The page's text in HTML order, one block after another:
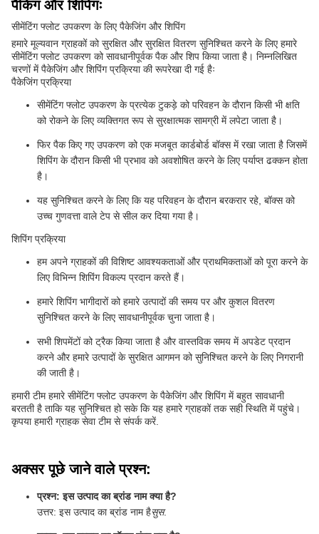
पैकिंग और शिपिंगः
सीमेंटिंग फ्लोट उपकरण के लिए पैकेजिंग और शिपिंग
हमारे मूल्यवान ग्राहकों को सुरक्षित और सुरक्षित वितरण सुनिश्चित करने के लिए हमारे
सीमेंटिंग फ्लोट उपकरण को सावधानीपूर्वक पैक और शिप किया जाता है। निम्नलिखित
चरणों में पैकेजिंग और शिपिंग प्रक्रिया की रूपरेखा दी गई हैः
पैकेजिंग प्रक्रिया
सीमेंटिंग फ्लोट उपकरण के प्रत्येक टुकड़े को परिवहन के दौरान किसी भी क्षति
को रोकने के लिए व्यक्तिगत रूप से सुरक्षात्मक सामग्री में लपेटा जाता है।
फिर पैक किए गए उपकरण को एक मजबूत कार्डबोर्ड बॉक्स में रखा जाता है जिसमें
शिपिंग के दौरान किसी भी प्रभाव को अवशोषित करने के लिए पर्याप्त ढक्कन होता
है।
यह सुनिश्चित करने के लिए कि यह परिवहन के दौरान बरकरार रहे, बॉक्स को
उच्च गुणवत्ता वाले टेप से सील कर दिया गया है।
शिपिंग प्रक्रिया
हम अपने ग्राहकों की विशिष्ट आवश्यकताओं और प्राथमिकताओं को पूरा करने के
लिए विभिन्न शिपिंग विकल्प प्रदान करते हैं।
हमारे शिपिंग भागीदारों को हमारे उत्पादों की समय पर और कुशल वितरण
सुनिश्चित करने के लिए सावधानीपूर्वक चुना जाता है।
सभी शिपमेंटों को ट्रैक किया जाता है और वास्तविक समय में अपडेट प्रदान
करने और हमारे उत्पादों के सुरक्षित आगमन को सुनिश्चित करने के लिए निगरानी
की जाती है।
हमारी टीम हमारे सीमेंटिंग फ्लोट उपकरण के पैकेजिंग और शिपिंग में बहुत सावधानी
बरतती है ताकि यह सुनिश्चित हो सके कि यह हमारे ग्राहकों तक सही स्थिति में पहुंचे।
कृपया हमारी ग्राहक सेवा टीम से संपर्क करें.
अक्सर पूछे जाने वाले प्रश्न:
प्रश्न: इस उत्पाद का ब्रांड नाम क्या है?
उत्तर: इस उत्पाद का ब्रांड नाम हैसुस.